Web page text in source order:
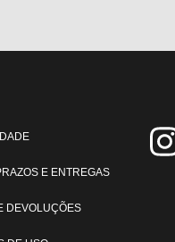
E ENTREGAS
DEVOLUÇÕES